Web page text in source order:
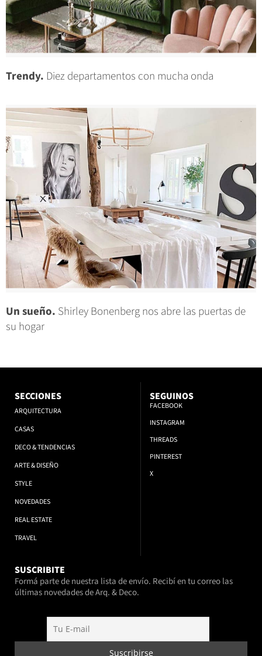
Trendy. Diez departamentos con mucha onda
Un sueño. Shirley Bonenberg nos abre las puertas de
su hogar
SECCIONES
ARQUITECTURA
CASAS
DECO & TENDENCIAS
ARTE & DISEÑO
STYLE
NOVEDADES
REAL ESTATE
TRAVEL
SEGUINOS
FACEBOOK
INSTAGRAM
THREADS
PINTEREST
X
SUSCRIBITE
Formá parte de nuestra lista de envío. Recibí en tu correo las
últimas novedades de Arq. & Deco.